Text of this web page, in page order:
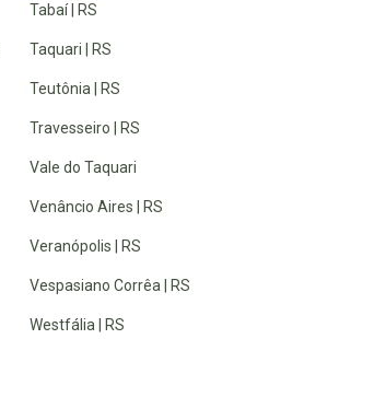
Tabaí | RS
Taquari | RS
Teutônia | RS
Travesseiro | RS
Vale do Taquari
Venâncio Aires | RS
Veranópolis | RS
Vespasiano Corrêa | RS
Westfália | RS